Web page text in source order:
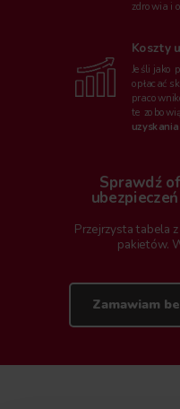
zdrowia i
Koszty
Jeśli jako
opłacać
te
Sprawdź
Przejrzysta tabela
pakietów.
Zamawiam